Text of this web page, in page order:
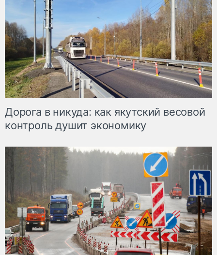
Дорога в никуда: как якутский весовой
контроль душит экономику